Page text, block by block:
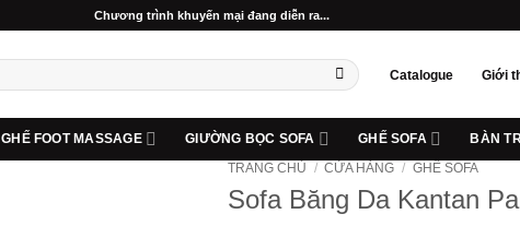
Chương trình khuyến mại đang diễn ra...
Catalogue Giới
GHẾ FOOT MASSAGE GIƯỜNG BỌC SOFA GHẾ SOFA BÀN
TRANG CHỦ / CỬA HÀNG / GHẾ SOFA
Sofa Băng Da Kantan